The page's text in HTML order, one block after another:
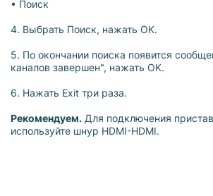
• Поиск
4. Выбрать Поиск, нажать OK.
5. По окончании поиска появится
каналов завершен", нажать OK.
6. Нажать Exit три раза.
Рекомендуем. Для подключения
используйте шнур HDMI-HDMI.